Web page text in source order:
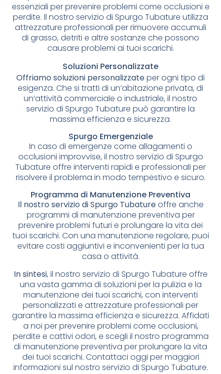
essenziali per prevenire problemi come occlusioni e
perdite. Il nostro servizio di Spurgo Tubature utilizza
attrezzature professionali per rimuovere accumuli
di grasso, detriti e altre sostanze che possono
causare problemi ai tuoi scarichi.
Soluzioni Personalizzate
Offriamo soluzioni personalizzateper ogni tipo di
esigenza. Che si tratti di un’abitazione privata, di
un’attività commerciale o industriale, il nostro
servizio di Spurgo Tubature può garantire la
massima efficienza e sicurezza.
Spurgo Emergenziale
In caso di emergenze come allagamenti o
occlusioni improvvise, il nostro servizio di Spurgo
Tubature offre interventi rapidi e professionali per
risolvere il problema in modo tempestivo e sicuro.
Programma di Manutenzione Preventiva
Il nostro servizio di Spurgo Tubatureoffre anche
programmi di manutenzione preventiva per
prevenire problemi futuri e prolungare la vita dei
tuoi scarichi. Con una manutenzione regolare, puoi
evitare costi aggiuntivi e inconvenienti per la tua
casa o attività.
In sintesi, il nostro servizio di Spurgo Tubature offre
una vasta gamma di soluzioni per la pulizia e la
manutenzione dei tuoi scarichi, con interventi
personalizzati e attrezzature professionali per
garantire la massima efficienza e sicurezza. Affidati
a noi per prevenire problemi come occlusioni,
perdite e cattivi odori, e scegli il nostro programma
di manutenzione preventiva per prolungare la vita
dei tuoi scarichi. Contattaci oggi per maggiori
informazioni sul nostro servizio di Spurgo Tubature.